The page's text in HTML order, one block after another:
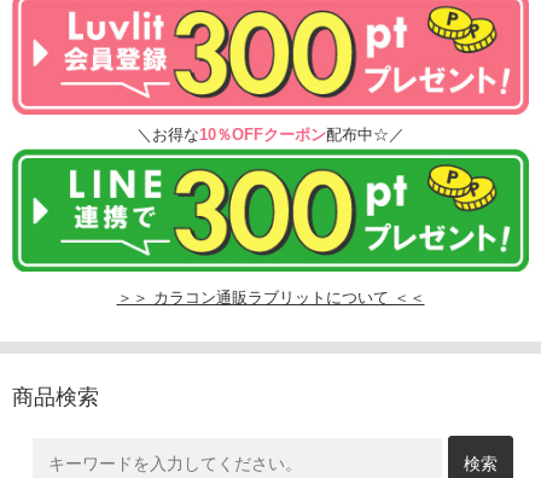
＼お得な10％OFFクーポン配布中☆／
＞＞ カラコン通販ラブリットについて ＜＜
商品検索